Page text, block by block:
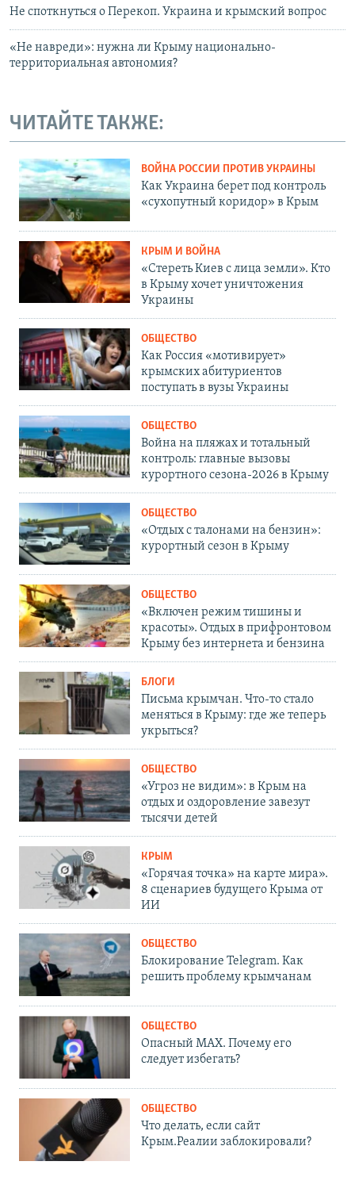
Не споткнуться о Перекоп. Украина и крымский вопрос
«Не навреди»: нужна ли Крыму национально-
территориальная автономия?
ЧИТАЙТЕ ТАКЖЕ:
ВОЙНА РОССИИ ПРОТИВ УКРАИНЫ
Как Украина берет под контроль
«сухопутный коридор» в Крым
КРЫМ И ВОЙНА
«Стереть Киев с лица земли». Кто
в Крыму хочет уничтожения
Украины
ОБЩЕСТВО
Как Россия «мотивирует»
крымских абитуриентов
поступать в вузы Украины
ОБЩЕСТВО
Война на пляжах и тотальный
контроль: главные вызовы
курортного сезона-2026 в Крыму
ОБЩЕСТВО
«Отдых с талонами на бензин»:
курортный сезон в Крыму
ОБЩЕСТВО
«Включен режим тишины и
красоты». Отдых в прифронтовом
Крыму без интернета и бензина
БЛОГИ
Письма крымчан. Что-то стало
меняться в Крыму: где же теперь
укрыться?
ОБЩЕСТВО
«Угроз не видим»: в Крым на
отдых и оздоровление завезут
тысячи детей
КРЫМ
«Горячая точка» на карте мира».
8 сценариев будущего Крыма от
ИИ
ОБЩЕСТВО
Блокирование Telegram. Как
решить проблему крымчанам
ОБЩЕСТВО
Опасный MAX. Почему его
следует избегать?
ОБЩЕСТВО
Что делать, если сайт
Крым.Реалии заблокировали?